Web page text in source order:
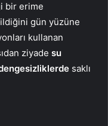
bir erime
gün yüzüne
kullanan
ziyade su
saklı